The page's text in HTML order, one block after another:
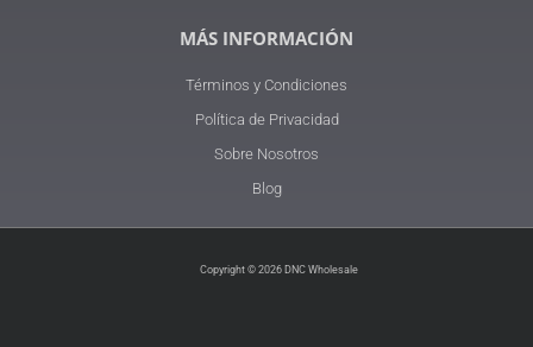
MÁS INFORMACIÓN
Términos y Condiciones
Política de Privacidad
Sobre Nosotros
Blog
Copyright © 2026 DNC Wholesale